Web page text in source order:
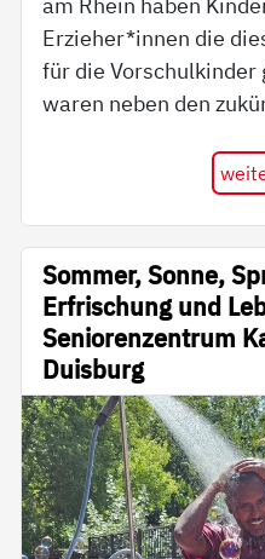
Erzieher*innen die
für die
waren neben den
Sommer, Sonne,
Erfrischung und
Seniorenzentrum
Duisburg